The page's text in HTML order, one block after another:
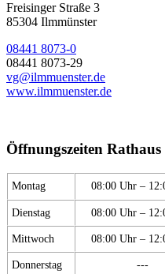
Freisinger Straße 3
85304 Ilmmünster
08441 8073-0
08441 8073-29
vg@ilmmuenster.de
www.ilmmuenster.de
Öffnungszeiten
Montag 08:00 Uhr –
Dienstag 08:00 Uhr –
Mittwoch 08:00 Uhr –
Donnerstag ---